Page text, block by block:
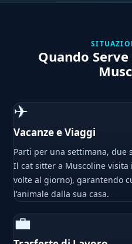
Quando
✈
Vacanze e Viaggi
Parti per una settimana, due
Il cat sitter a Muscoline
volte al giorno), garantendo
l'animale dalla sua casa.
💼